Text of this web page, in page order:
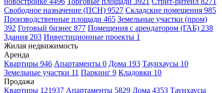
Свободное назначение (ПСН) 9527 Складские помещения 985
Производственные площади 465 Земельные участки (пром)
392 Готовый бизнес 877 Помещения с арендатором (ГАБ) 238
Здания 203 Инвестиционные проекты 1
Жилая недвижимость
Аренда
Квартиры 946 Апартаменты 0 Дома 193 Таунхаусы 10
Земельные участки 11 Паркинг 9 Кладовки 10
Продажа
Квартиры 121937 Апартаменты 5829 Дома 4353 Таунхаусы